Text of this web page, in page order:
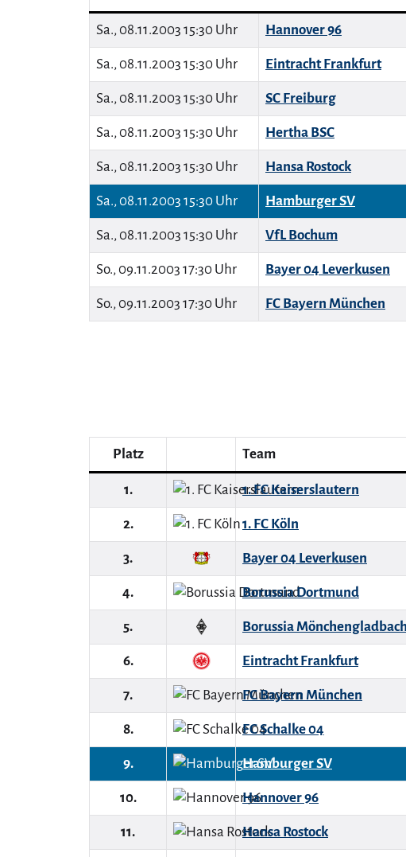
Sa., 08.11.2003 15:30 Uhr Hannover 96
Sa., 08.11.2003 15:30 Uhr Eintracht Frankfurt
Sa., 08.11.2003 15:30 Uhr SC Freiburg
Sa., 08.11.2003 15:30 Uhr Hertha BSC
Sa., 08.11.2003 15:30 Uhr Hansa Rostock
Sa., 08.11.2003 15:30 Uhr Hamburger SV
Sa., 08.11.2003 15:30 Uhr VfL Bochum
So., 09.11.2003 17:30 Uhr Bayer 04 Leverkusen
So., 09.11.2003 17:30 Uhr FC Bayern München
Platz Team
1. 1. FC Kaiserslautern
2. 1. FC Köln
3. Bayer 04 Leverkusen
4. Borussia Dortmund
5. Borussia Mönchengladbach
6. Eintracht Frankfurt
7. FC Bayern München
8. FC Schalke 04
9. Hamburger SV
10. Hannover 96
11. Hansa Rostock